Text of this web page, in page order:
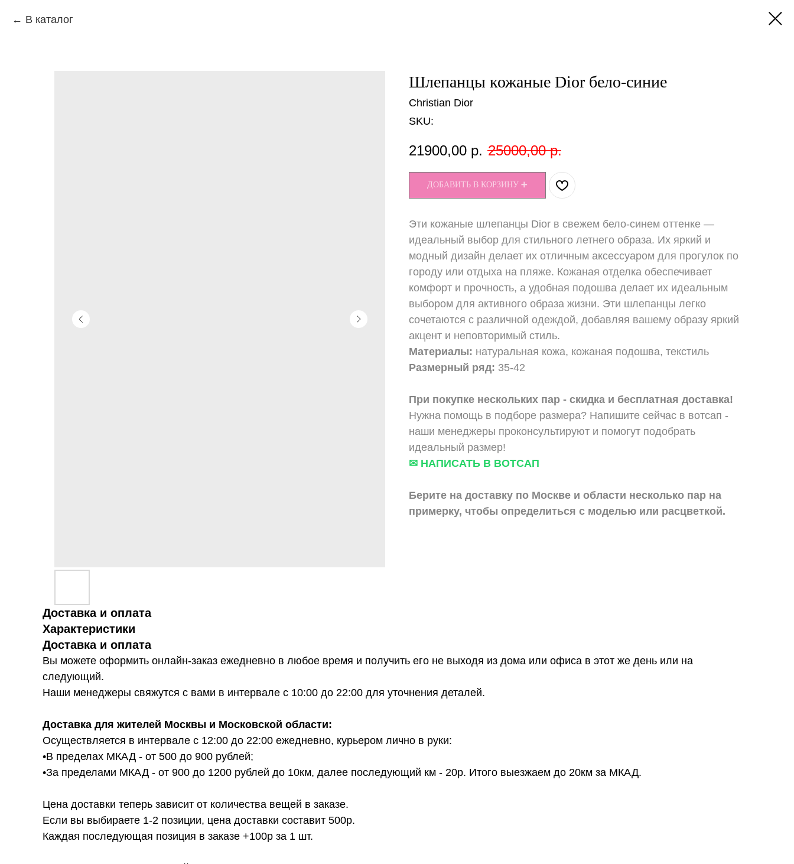
В каталог
Шлепанцы кожаные Dior бело-синие
Christian Dior
SKU:
21900,00 р. 25000,00 р.
ДОБАВИТЬ В КОРЗИНУ ➕
Эти кожаные шлепанцы Dior в свежем бело-синем оттенке —
идеальный выбор для стильного летнего образа. Их яркий и
модный дизайн делает их отличным аксессуаром для прогулок по
городу или отдыха на пляже. Кожаная отделка обеспечивает
комфорт и прочность, а удобная подошва делает их идеальным
выбором для активного образа жизни. Эти шлепанцы легко
сочетаются с различной одеждой, добавляя вашему образу яркий
акцент и неповторимый стиль.
Материалы: натуральная кожа, кожаная подошва, текстиль
Размерный ряд: 35-42
При покупке нескольких пар - скидка и бесплатная доставка!
Нужна помощь в подборе размера? Напишите сейчас в вотсап -
наши менеджеры проконсультируют и помогут подобрать
идеальный размер!
✉ НАПИСАТЬ В ВОТСАП
Берите на доставку по Москве и области несколько пар на
примерку, чтобы определиться с моделью или расцветкой.
Доставка и оплата
Характеристики
Доставка и оплата
Вы можете оформить онлайн-заказ ежедневно в любое время и получить его не выходя из дома или офиса в этот же день или на
следующий.
Наши менеджеры свяжутся с вами в интервале с 10:00 до 22:00 для уточнения деталей.
Доставка для жителей Москвы и Московской области:
Осуществляется в интервале с 12:00 до 22:00 ежедневно, курьером лично в руки:
•В пределах МКАД - от 500 до 900 рублей;
•За пределами МКАД - от 900 до 1200 рублей до 10км, далее последующий км - 20р. Итого выезжаем до 20км за МКАД.
Цена доставки теперь зависит от количества вещей в заказе.
Если вы выбираете 1-2 позиции, цена доставки составит 500р.
Каждая последующая позиция в заказе +100р за 1 шт.